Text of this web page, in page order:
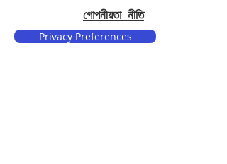
গোপনীয়তা নীতি
Privacy Preferences